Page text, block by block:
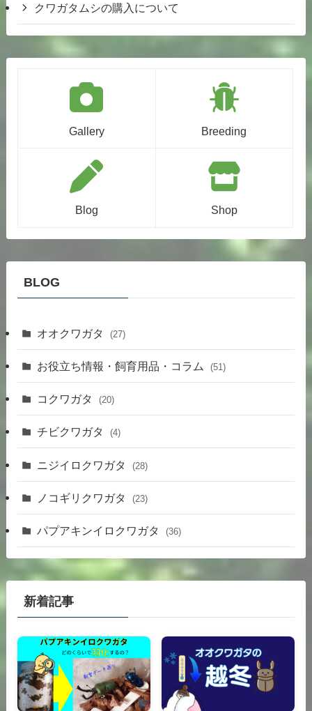
クワガタムシの購入について
Gallery Breeding
Blog Shop
BLOG
オオクワガタ (27)
お役立ち情報・飼育用品・コラム (51)
コクワガタ (20)
チビクワガタ (4)
ニジイロクワガタ (28)
ノコギリクワガタ (23)
パプアキンイロクワガタ (36)
新着記事